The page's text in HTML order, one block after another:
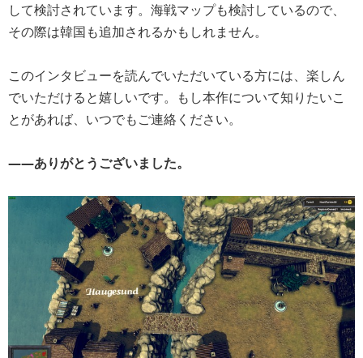
して検討されています。海戦マップも検討しているので、
その際は韓国も追加されるかもしれません。
このインタビューを読んでいただいている方には、楽しん
でいただけると嬉しいです。もし本作について知りたいこ
とがあれば、いつでもご連絡ください。
――ありがとうございました。